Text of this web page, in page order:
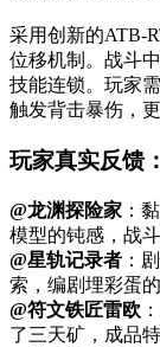
采用创新的ATB-
位移机制。战斗
技能连锁。玩家
触发背击暴伤，
玩家真实反馈：
@龙渊探险家 ：
模型的钝感，战
@星轨记录者 ：
索，编剧埋彩蛋
@符文铁匠雷欧
了三天矿，成品